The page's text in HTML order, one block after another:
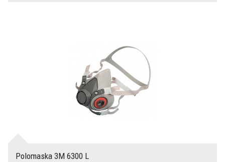
Polomaska 3M 6300 L